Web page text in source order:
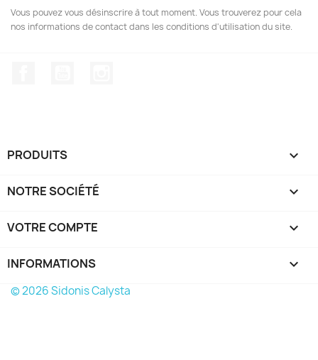
Vous pouvez vous désinscrire à tout moment. Vous trouverez pour cela
nos informations de contact dans les conditions d'utilisation du site.
PRODUITS 
NOTRE SOCIÉTÉ 
VOTRE COMPTE 
INFORMATIONS keyboard_arrow_down
© 2026 Sidonis Calysta